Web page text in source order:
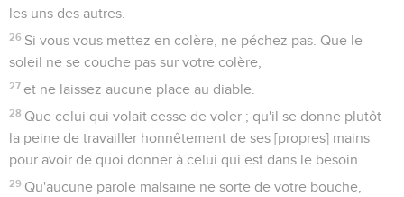
les uns des autres.
26 Si vous vous mettez en colère, ne péchez pas. Que le
soleil ne se couche pas sur votre colère,
27 et ne laissez aucune place au diable.
28 Que celui qui volait cesse de voler ; qu'il se donne plutôt
la peine de travailler honnêtement de ses [propres] mains
pour avoir de quoi donner à celui qui est dans le besoin.
29 Qu'aucune parole malsaine ne sorte de votre bouche,